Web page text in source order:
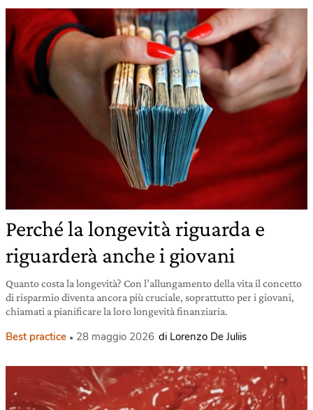
Perché la longevità riguarda e
riguarderà anche i giovani
Quanto costa la longevità? Con l’allungamento della vita il concetto
di risparmio diventa ancora più cruciale, soprattutto per i giovani,
chiamati a pianificare la loro longevità finanziaria.
Best practice 28 maggio 2026 di Lorenzo De Juliis